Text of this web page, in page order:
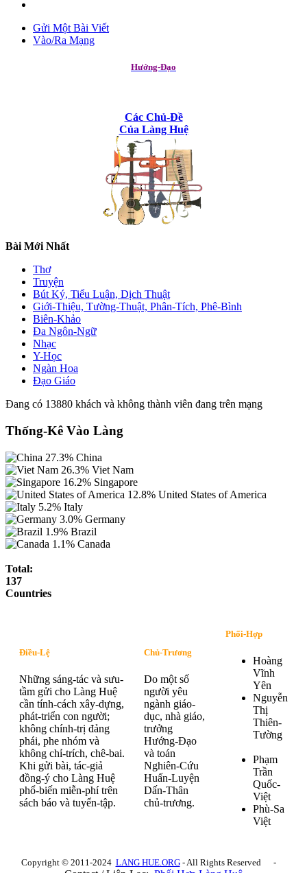
Gửi Một Bài Viết
Vào/Ra Mạng
Hướng-Đạo
Các Chủ-Đề
Của Làng Huệ
Bài Mới Nhất
Thơ
Truyện
Bút Ký, Tiểu Luận, Dịch Thuật
Giới-Thiệu, Tường-Thuật, Phân-Tích, Phê-Bình
Biên-Khảo
Đa Ngôn-Ngữ
Nhạc
Y-Học
Ngàn Hoa
Đạo Giáo
Đang có 13880 khách và không thành viên đang trên mạng
Thống-Kê Vào Làng
27.3% China
26.3% Viet Nam
16.2% Singapore
12.8% United States of America
5.2% Italy
3.0% Germany
1.9% Brazil
1.1% Canada
Total:
137
Countries
Điều-Lệ
Những sáng-tác và sưu-
tầm gửi cho Làng Huệ
cần tính-cách xây-dựng,
phát-triển con người;
không chính-trị đảng
phái, phe nhóm và
không chỉ-trích, chê-bai.
Khi gửi bài, tác-giả
đồng-ý cho Làng Huệ
phổ-biến miễn-phí trên
sách báo và tuyển-tập.
Chủ-Trương
Do một số
người yêu
ngành giáo-
dục, nhà giáo,
trưởng
Hướng-Đạo
và toán
Nghiên-Cứu
Huấn-Luyện
Dấn-Thân
chủ-trương.
Phối-Hợp
Hoàng
Vĩnh
Yên
Nguyễn
Thị
Thiên-
Tường
Phạm
Trần
Quốc-
Việt
Phù-Sa
Việt
Copyright © 2011-2024 LANG HUE.ORG- All Rights Reserved -